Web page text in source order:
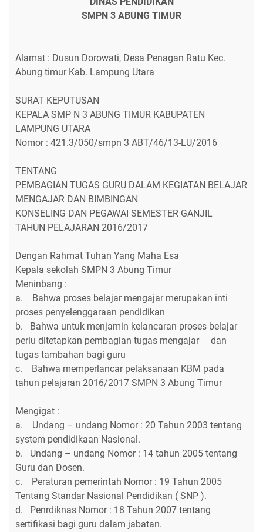
SMPN 3 ABUNG TIMUR
Alamat : Dusun Dorowati, Desa Penagan Ratu Kec.
Abung timur Kab. Lampung Utara
SURAT KEPUTUSAN
KEPALA SMP N 3 ABUNG TIMUR KABUPATEN
LAMPUNG UTARA
Nomor : 421.3/050/smpn 3 ABT/46/13-LU/2016
TENTANG
PEMBAGIAN TUGAS GURU DALAM KEGIATAN BELAJAR
MENGAJAR DAN BIMBINGAN
KONSELING DAN PEGAWAI SEMESTER GANJIL
TAHUN PELAJARAN 2016/2017
Dengan Rahmat Tuhan Yang Maha Esa
Kepala sekolah SMPN 3 Abung Timur
Meninbang :
a. Bahwa proses belajar mengajar merupakan inti
proses penyelenggaraan pendidikan
b. Bahwa untuk menjamin kelancaran proses belajar
perlu ditetapkan pembagian tugas mengajar dan
tugas tambahan bagi guru
c. Bahwa memperlancar pelaksanaan KBM pada
tahun pelajaran 2016/2017 SMPN 3 Abung Timur
Mengigat :
a. Undang – undang Nomor : 20 Tahun 2003 tentang
system pendidikaan Nasional.
b. Undang – undang Nomor : 14 tahun 2005 tentang
Guru dan Dosen.
c. Peraturan pemerintah Nomor : 19 Tahun 2005
Tentang Standar Nasional Pendidikan ( SNP ).
d. Penrdiknas Nomor : 18 Tahun 2007 tentang
sertifikasi bagi guru dalam jabatan.